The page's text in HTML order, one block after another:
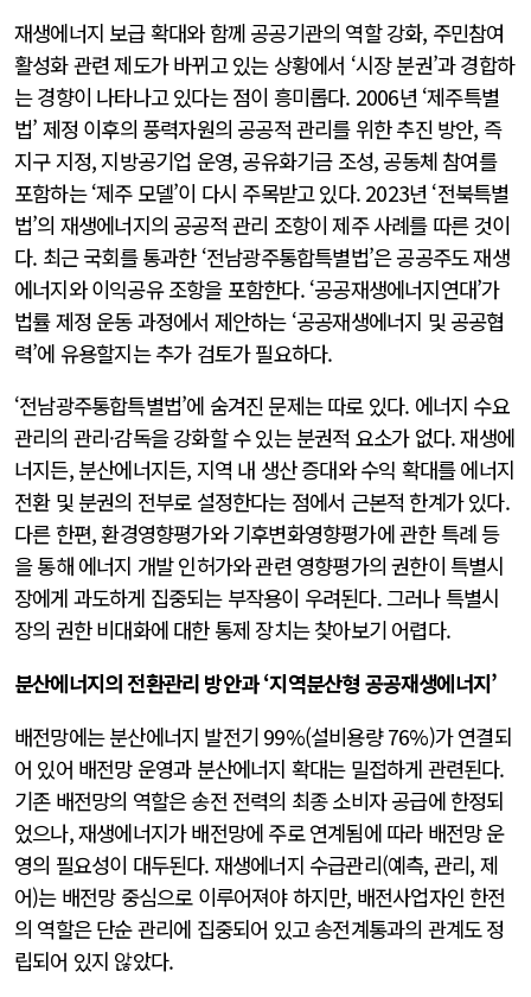
재생에너지 보급 확대와 함께 공공기관의 역할 강화, 주민참여
활성화 관련 제도가 바뀌고 있는 상황에서 ‘시장 분권’과 경합하
는 경향이 나타나고 있다는 점이 흥미롭다. 2006년 ‘제주특별
법’ 제정 이후의 풍력자원의 공공적 관리를 위한 추진 방안, 즉
지구 지정, 지방공기업 운영, 공유화기금 조성, 공동체 참여를
포함하는 ‘제주 모델’이 다시 주목받고 있다. 2023년 ‘전북특별
법’의 재생에너지의 공공적 관리 조항이 제주 사례를 따른 것이
다. 최근 국회를 통과한 ‘전남광주통합특별법’은 공공주도 재생
에너지와 이익공유 조항을 포함한다. ‘공공재생에너지연대’가
법률 제정 운동 과정에서 제안하는 ‘공공재생에너지 및 공공협
력’에 유용할지는 추가 검토가 필요하다.
‘전남광주통합특별법’에 숨겨진 문제는 따로 있다. 에너지 수요
관리의 관리·감독을 강화할 수 있는 분권적 요소가 없다. 재생에
너지든, 분산에너지든, 지역 내 생산 증대와 수익 확대를 에너지
전환 및 분권의 전부로 설정한다는 점에서 근본적 한계가 있다.
다른 한편, 환경영향평가와 기후변화영향평가에 관한 특례 등
을 통해 에너지 개발 인허가와 관련 영향평가의 권한이 특별시
장에게 과도하게 집중되는 부작용이 우려된다. 그러나 특별시
장의 권한 비대화에 대한 통제 장치는 찾아보기 어렵다.
분산에너지의 전환관리 방안과 ‘지역분산형 공공재생에너지’
배전망에는 분산에너지 발전기 99%(설비용량 76%)가 연결되
어 있어 배전망 운영과 분산에너지 확대는 밀접하게 관련된다.
기존 배전망의 역할은 송전 전력의 최종 소비자 공급에 한정되
었으나, 재생에너지가 배전망에 주로 연계됨에 따라 배전망 운
영의 필요성이 대두된다. 재생에너지 수급관리(예측, 관리, 제
어)는 배전망 중심으로 이루어져야 하지만, 배전사업자인 한전
의 역할은 단순 관리에 집중되어 있고 송전계통과의 관계도 정
립되어 있지 않았다.